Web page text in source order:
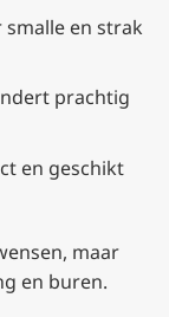
en strak
prachtig
en geschikt
maar
en buren.